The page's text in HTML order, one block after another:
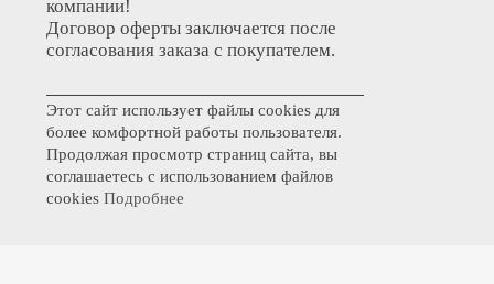
компании!
Договор оферты заключается после
согласования заказа с покупателем.
Этот сайт использует файлы cookies для
более комфортной работы пользователя.
Продолжая просмотр страниц сайта, вы
соглашаетесь с использованием файлов
cookies Подробнее